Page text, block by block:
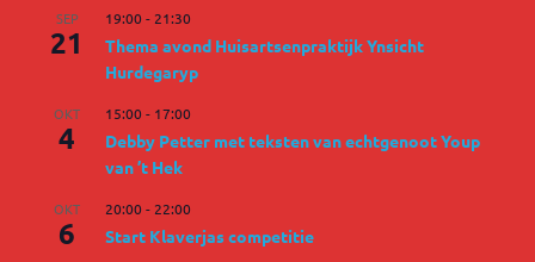
SEP
21
19:00- 21:30
Thema avond Huisartsenpraktijk Ynsicht
Hurdegaryp
OKT
4
15:00- 17:00
Debby Petter met teksten van echtgenoot Youp
van ’t Hek
OKT
6
20:00- 22:00
Start Klaverjas competitie